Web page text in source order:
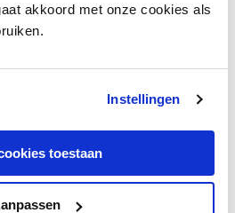
akkoord met onze cookies als
Instellingen
toestaan
synesthesie (ook wel
Heeft het geluid wel
spontaan is – niet dat
welke kleur er bij een geluid
gemaakt tussen mensen die
zien en mensen die alleen een